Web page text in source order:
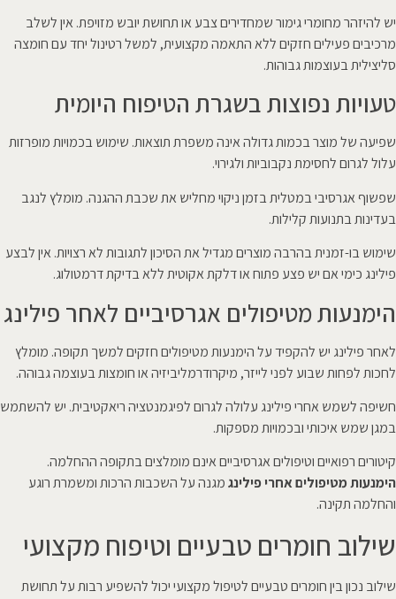
יש להיזהר מחומרי גימור שמחדירים צבע או תחושת יובש מזויפת. אין לשלב
מרכיבים פעילים חזקים ללא התאמה מקצועית, למשל רטינול יחד עם חומצה
סליצילית בעוצמות גבוהות.
טעויות נפוצות בשגרת הטיפוח היומית
שפיעה של מוצר בכמות גדולה אינה משפרת תוצאות. שימוש בכמויות מופרזות
עלול לגרום לחסימת נקבוביות ולגירוי.
שפשוף אגרסיבי במטלית בזמן ניקוי מחליש את שכבת ההגנה. מומלץ לנגב
בעדינות בתנועות קלילות.
שימוש בו-זמנית בהרבה מוצרים מגדיל את הסיכון לתגובות לא רצויות. אין לבצע
פילינג כימי אם יש פצע פתוח או דלקת אקוטית ללא בדיקת דרמטולוג.
הימנעות מטיפולים אגרסיביים לאחר פילינג
לאחר פילינג יש להקפיד על הימנעות מטיפולים חזקים למשך תקופה. מומלץ
לחכות לפחות שבוע לפני לייזר, מיקרודרמליביזיה או חומצות בעוצמה גבוהה.
חשיפה לשמש אחרי פילינג עלולה לגרום לפיגמנטציה ריאקטיבית. יש להשתמש
במגן שמש איכותי ובכמויות מספקות.
קיטורים רפואיים וטיפולים אגרסיביים אינם מומלצים בתקופה ההחלמה.
הימנעות מטיפולים אחרי פילינגמגנה על השכבות הרכות ומשמרת רוגע
והחלמה תקינה.
שילוב חומרים טבעיים וטיפוח מקצועי
שילוב נכון בין חומרים טבעיים לטיפול מקצועי יכול להשפיע רבות על תחושת